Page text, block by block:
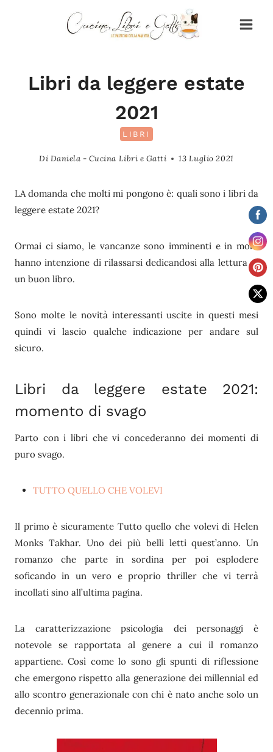
Libri da leggere estate
2021
LIBRI
Di Daniela - Cucina Libri e Gatti 13 Luglio 2021
LA domanda che molti mi pongono è: quali sono i libri da
leggere estate 2021?
Ormai ci siamo, le vancanze sono imminenti e in molti
hanno intenzione di rilassarsi dedicandosi alla lettura di
un buon libro.
Sono molte le novità interessanti uscite in questi mesi
quindi vi lascio qualche indicazione per andare sul
sicuro.
Libri da leggere estate 2021:
momento di svago
Parto con i libri che vi concederanno dei momenti di
puro svago.
TUTTO QUELLO CHE VOLEVI
Il primo è sicuramente Tutto quello che volevi di Helen
Monks Takhar. Uno dei più belli letti quest’anno. Un
romanzo che parte in sordina per poi esplodere
soficando in un vero e proprio thriller che vi terrà
incollati sino all’ultima pagina.
La caratterizzazione psicologia dei personaggi è
notevole se rapportata al genere a cui il romanzo
appartiene. Così come lo sono gli spunti di riflessione
che emergono rispetto alla generazione dei millennial ed
allo scontro generazionale con chi è nato anche solo un
decennio prima.